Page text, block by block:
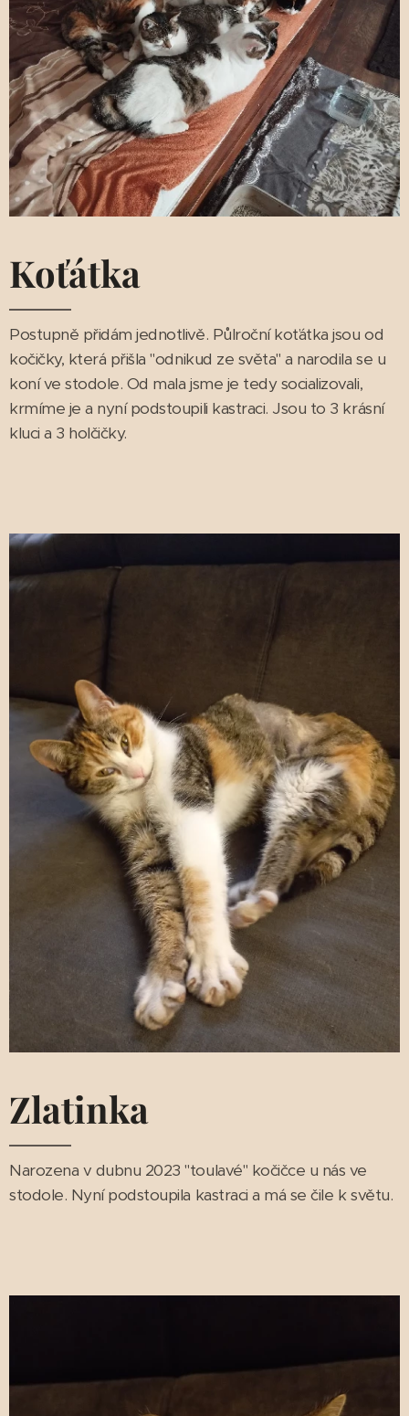
Koťátka
Postupně přidám jednotlivě. Půlroční koťátka jsou od
kočičky, která přišla "odnikud ze světa" a narodila se u
koní ve stodole. Od mala jsme je tedy socializovali,
krmíme je a nyní podstoupili kastraci. Jsou to 3 krásní
kluci a 3 holčičky.
Zlatinka
Narozena v dubnu 2023 "toulavé" kočičce u nás ve
stodole. Nyní podstoupila kastraci a má se čile k světu.